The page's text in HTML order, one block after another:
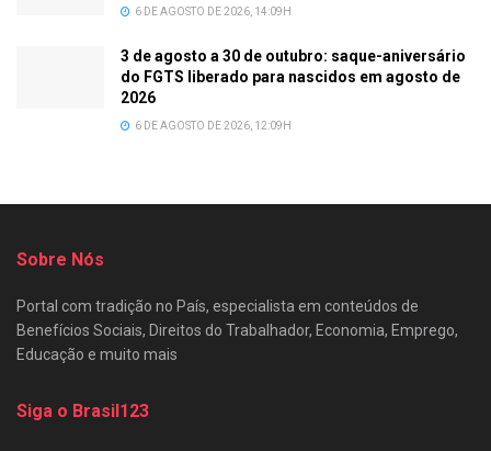
6 DE AGOSTO DE 2026, 14:09H
3 de agosto a 30 de outubro: saque-aniversário
do FGTS liberado para nascidos em agosto de
2026
6 DE AGOSTO DE 2026, 12:09H
Sobre Nós
Portal com tradição no País, especialista em conteúdos de
Benefícios Sociais, Direitos do Trabalhador, Economia, Emprego,
Educação e muito mais
Siga o Brasil123